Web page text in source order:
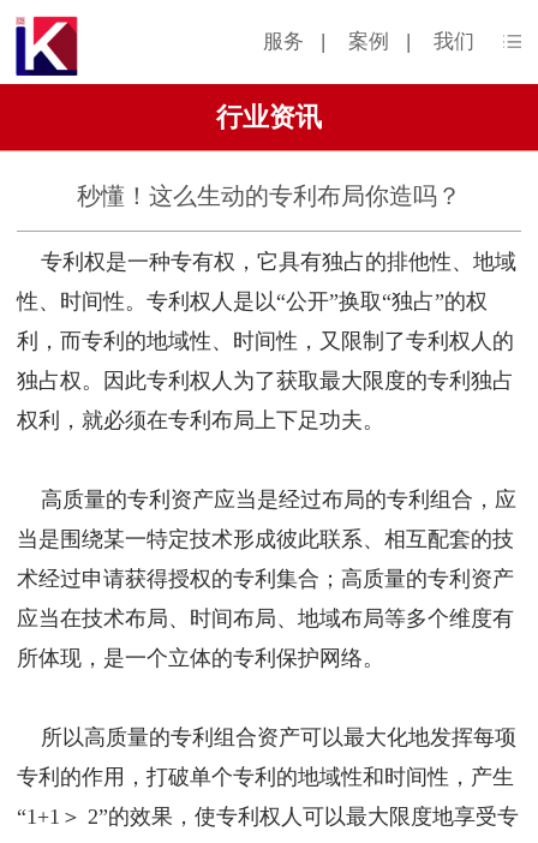
服务 | 案例 | 我们
行业资讯
秒懂！这么生动的专利布局你造吗？
专利权是一种专有权，它具有独占的排他性、地域
性、时间性。专利权人是以“公开”换取“独占”的权
利，而专利的地域性、时间性，又限制了专利权人的
独占权。因此专利权人为了获取最大限度的专利独占
权利，就必须在专利布局上下足功夫。
高质量的专利资产应当是经过布局的专利组合，应
当是围绕某一特定技术形成彼此联系、相互配套的技
术经过申请获得授权的专利集合；高质量的专利资产
应当在技术布局、时间布局、地域布局等多个维度有
所体现，是一个立体的专利保护网络。
所以高质量的专利组合资产可以最大化地发挥每项
专利的作用，打破单个专利的地域性和时间性，产生
“1+1＞ 2”的效果，使专利权人可以最大限度地享受专